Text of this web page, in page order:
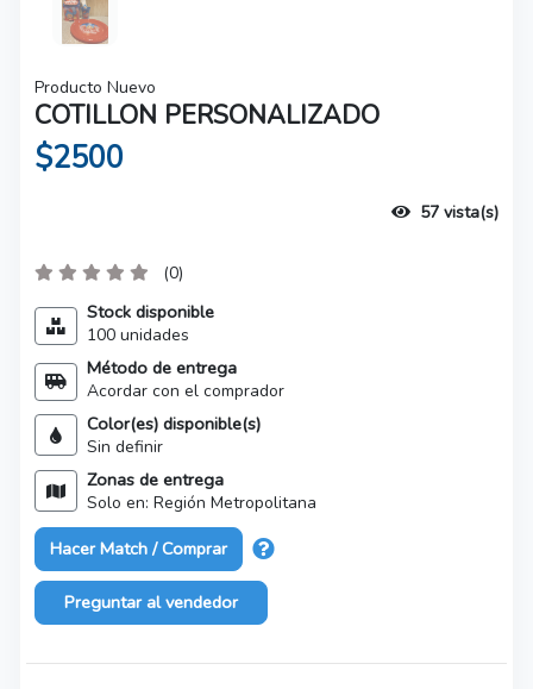
Producto Nuevo
COTILLON PERSONALIZADO
$2500
57 vista(s)
(0)
Stock disponible
100 unidades
Método de entrega
Acordar con el comprador
Color(es) disponible(s)
Sin definir
Zonas de entrega
Solo en: Región Metropolitana
Hacer Match / Comprar
Preguntar al vendedor